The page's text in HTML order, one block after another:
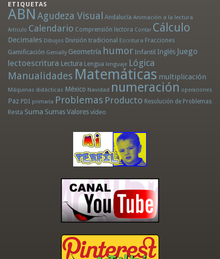
ETIQUETAS
ABN Agudeza Visual Andalucía Animación a la lectura
Artículo Calendario Comprensión lectora Contar Cálculo
Decimales Dibujos División tradicional Escritura Fracciones
Gamificación Genially Geometría humor Infantil Inglés Juego
lectoescritura Lectura Lengua lenguaje Lógica
Manualidades Matemáticas multiplicación
Máquinas didácticas México Navidad numeración operaciones
Paz PDI primaria Problemas Producto Resolución de Problemas
Resta Suma Sumas Valores vídeo